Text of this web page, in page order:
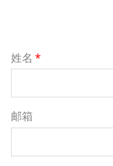
姓名 *
邮箱